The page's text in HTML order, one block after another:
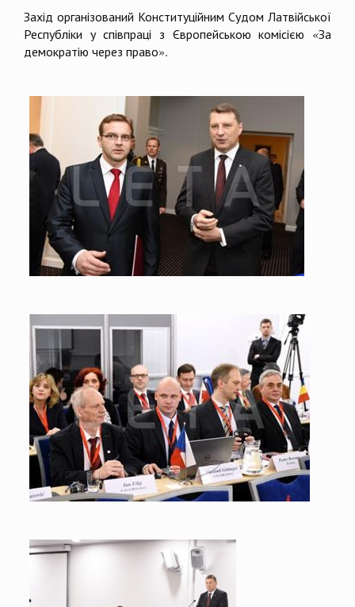
Захід організований Конституційним Судом Латвійської
Республіки у співпраці з Європейською комісією «За
демократію через право».